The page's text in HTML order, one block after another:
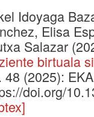
Idoyaga
Elisa
Salazar
birtuala
48 (2025):
doi.org/